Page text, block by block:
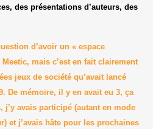
des présentations d’auteurs, des
d’avoir un « espace
mais c’est en fait clairement
jeux de société qu’avait lancé
De mémoire, il y en avait eu 3, ça
j’y avais participé (autant en mode
et j’avais hâte pour les prochaines